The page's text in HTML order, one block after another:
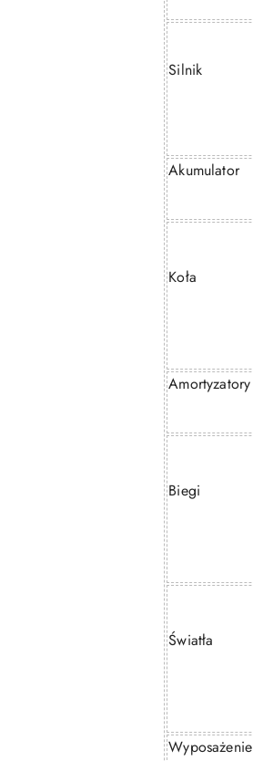
Silnik
Akumulator
Koła
Amortyzatory
Biegi
Światła
Wyposażenie